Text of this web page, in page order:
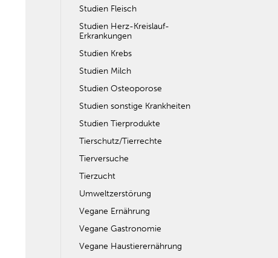
Studien Fleisch
Studien Herz-Kreislauf-
Erkrankungen
Studien Krebs
Studien Milch
Studien Osteoporose
Studien sonstige Krankheiten
Studien Tierprodukte
Tierschutz/Tierrechte
Tierversuche
Tierzucht
Umweltzerstörung
Vegane Ernährung
Vegane Gastronomie
Vegane Haustierernährung